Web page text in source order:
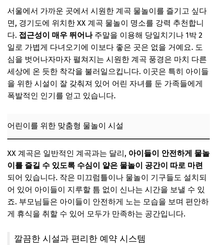
서울에서 가까운 곳에서 시원한 계곡 물놀이를 즐기고 싶다
면, 경기도에 위치한 XX 계곡 물놀이 명소를 강력 추천합니
다. 접근성이 매우 뛰어나주말을 이용해 당일치기나 1박 2
일로 가볍게 다녀오기에 이보다 좋은 곳은 없을 거예요. 도
심을 벗어나자마자 펼쳐지는 시원한 계곡 풍경은 마치 다른
세상에 온 듯한 착각을 불러일으킵니다. 이곳은 특히 아이들
을 위한 시설이 잘 갖춰져 있어 어린 자녀를 둔 가족들에게
폭발적인 인기를 얻고 있습니다.
어린이를 위한 맞춤형 물놀이 시설
XX 계곡은 일반적인 계곡과는 달리, 아이들이 안전하게 물놀
이를 즐길 수 있도록 수심이 얕은 물놀이 공간이 따로 마련
되어 있습니다. 작은 미끄럼틀이나 물놀이 기구들도 설치되
어 있어 아이들이 지루할 틈 없이 신나는 시간을 보낼 수 있
죠. 부모님들은 아이들이 안전하게 노는 모습을 보며 편안하
게 휴식을 취할 수 있어 모두가 만족하는 공간입니다.
깔끔한 시설과 편리한 예약 시스템